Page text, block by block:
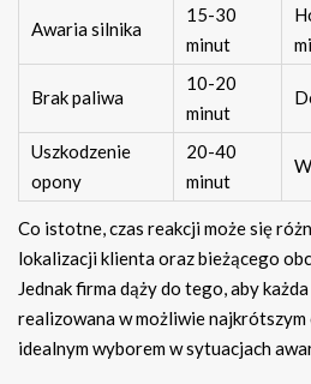
Awaria silnika
15-30
minut
Brak paliwa
10-20
minut
Uszkodzenie
opony
20-40
minut
Co istotne, czas reakcji może się
lokalizacji klienta oraz bieżącego
Jednak firma dąży do tego, aby
realizowana w możliwie najkrótszym
idealnym wyborem w sytuacjach